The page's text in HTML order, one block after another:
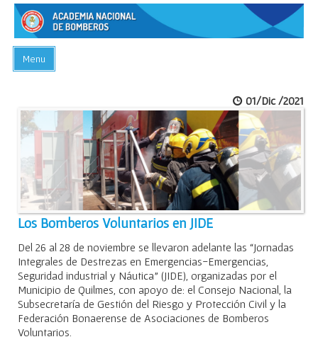
Menu
ACADEMIA
PREGUNTAS FRECUENTES
BIBLIOTECA
EVENTOS
CONTACTO
01/Dic /2021
Los Bomberos Voluntarios en JIDE
Del 26 al 28 de noviembre se llevaron adelante las “Jornadas
Integrales de Destrezas en Emergencias-Emergencias,
Seguridad industrial y Náutica” (JIDE), organizadas por el
Municipio de Quilmes, con apoyo de: el Consejo Nacional, la
Subsecretaría de Gestión del Riesgo y Protección Civil y la
Federación Bonaerense de Asociaciones de Bomberos
Voluntarios.